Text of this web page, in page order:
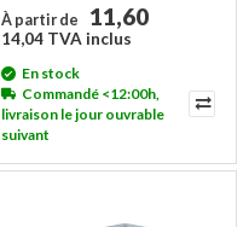
À partir de 11,60
14,04 TVA inclus
En stock
Commandé <12:00h,
livraison le jour ouvrable
suivant